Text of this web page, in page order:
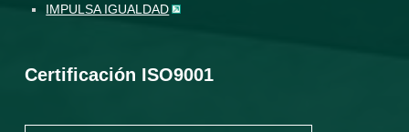
IMPULSA IGUALDAD
Certificación ISO9001